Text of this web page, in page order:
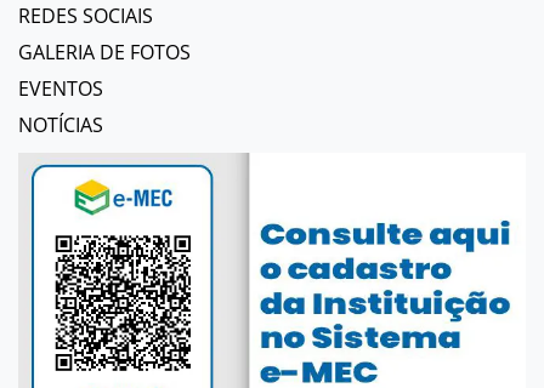
REDES SOCIAIS
GALERIA DE FOTOS
EVENTOS
NOTÍCIAS